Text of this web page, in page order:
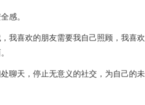
感。
我喜欢的朋友需要我自己照顾，我喜欢
聊天，停止无意义的社交，为自己的未